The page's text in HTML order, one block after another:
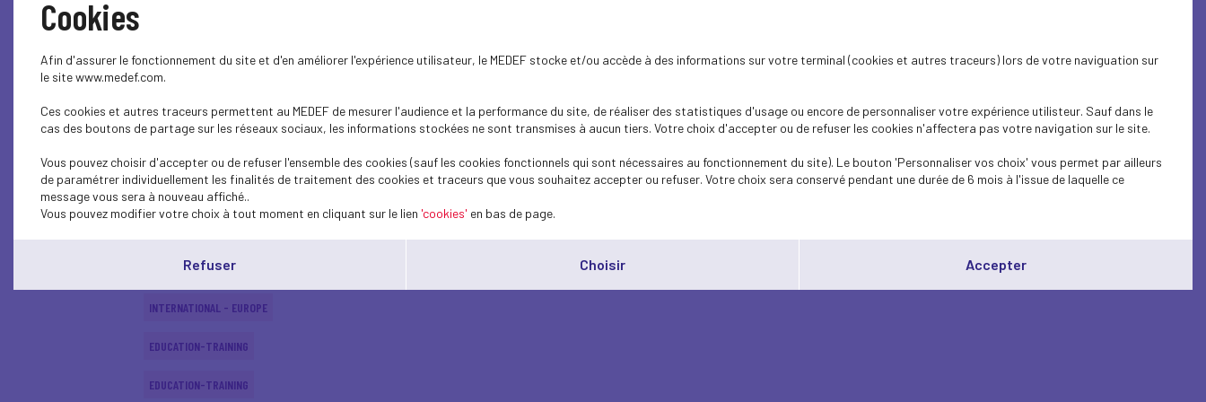
SOCIAL
SOCIAL
EDUCATION-TRAINING
ECONOMY
INTERNATIONAL - EUROPE
EDUCATION-TRAINING
EDUCATION-TRAINING
Cookies
Afin d'assurer le fonctionnement du site et d'en améliorer l'expérience utilisateur, le MEDEF stocke et/ou accède à des informations sur votre terminal (cookies et autres traceurs) lors de votre naviguation sur
le site www.medef.com.
Ces cookies et autres traceurs permettent au MEDEF de mesurer l'audience et la performance du site, de réaliser des statistiques d'usage ou encore de personnaliser votre expérience utilisteur. Sauf dans le
cas des boutons de partage sur les réseaux sociaux, les informations stockées ne sont transmises à aucun tiers. Votre choix d'accepter ou de refuser les cookies n'affectera pas votre navigation sur le site.
Vous pouvez choisir d'accepter ou de refuser l'ensemble des cookies (sauf les cookies fonctionnels qui sont nécessaires au fonctionnement du site). Le bouton 'Personnaliser vos choix' vous permet par ailleurs
de paramétrer individuellement les finalités de traitement des cookies et traceurs que vous souhaitez accepter ou refuser. Votre choix sera conservé pendant une durée de 6 mois à l'issue de laquelle ce
message vous sera à nouveau affiché..
Vous pouvez modifier votre choix à tout moment en cliquant sur le lien 'cookies' en bas de page.
Refuser Choisir Accepter